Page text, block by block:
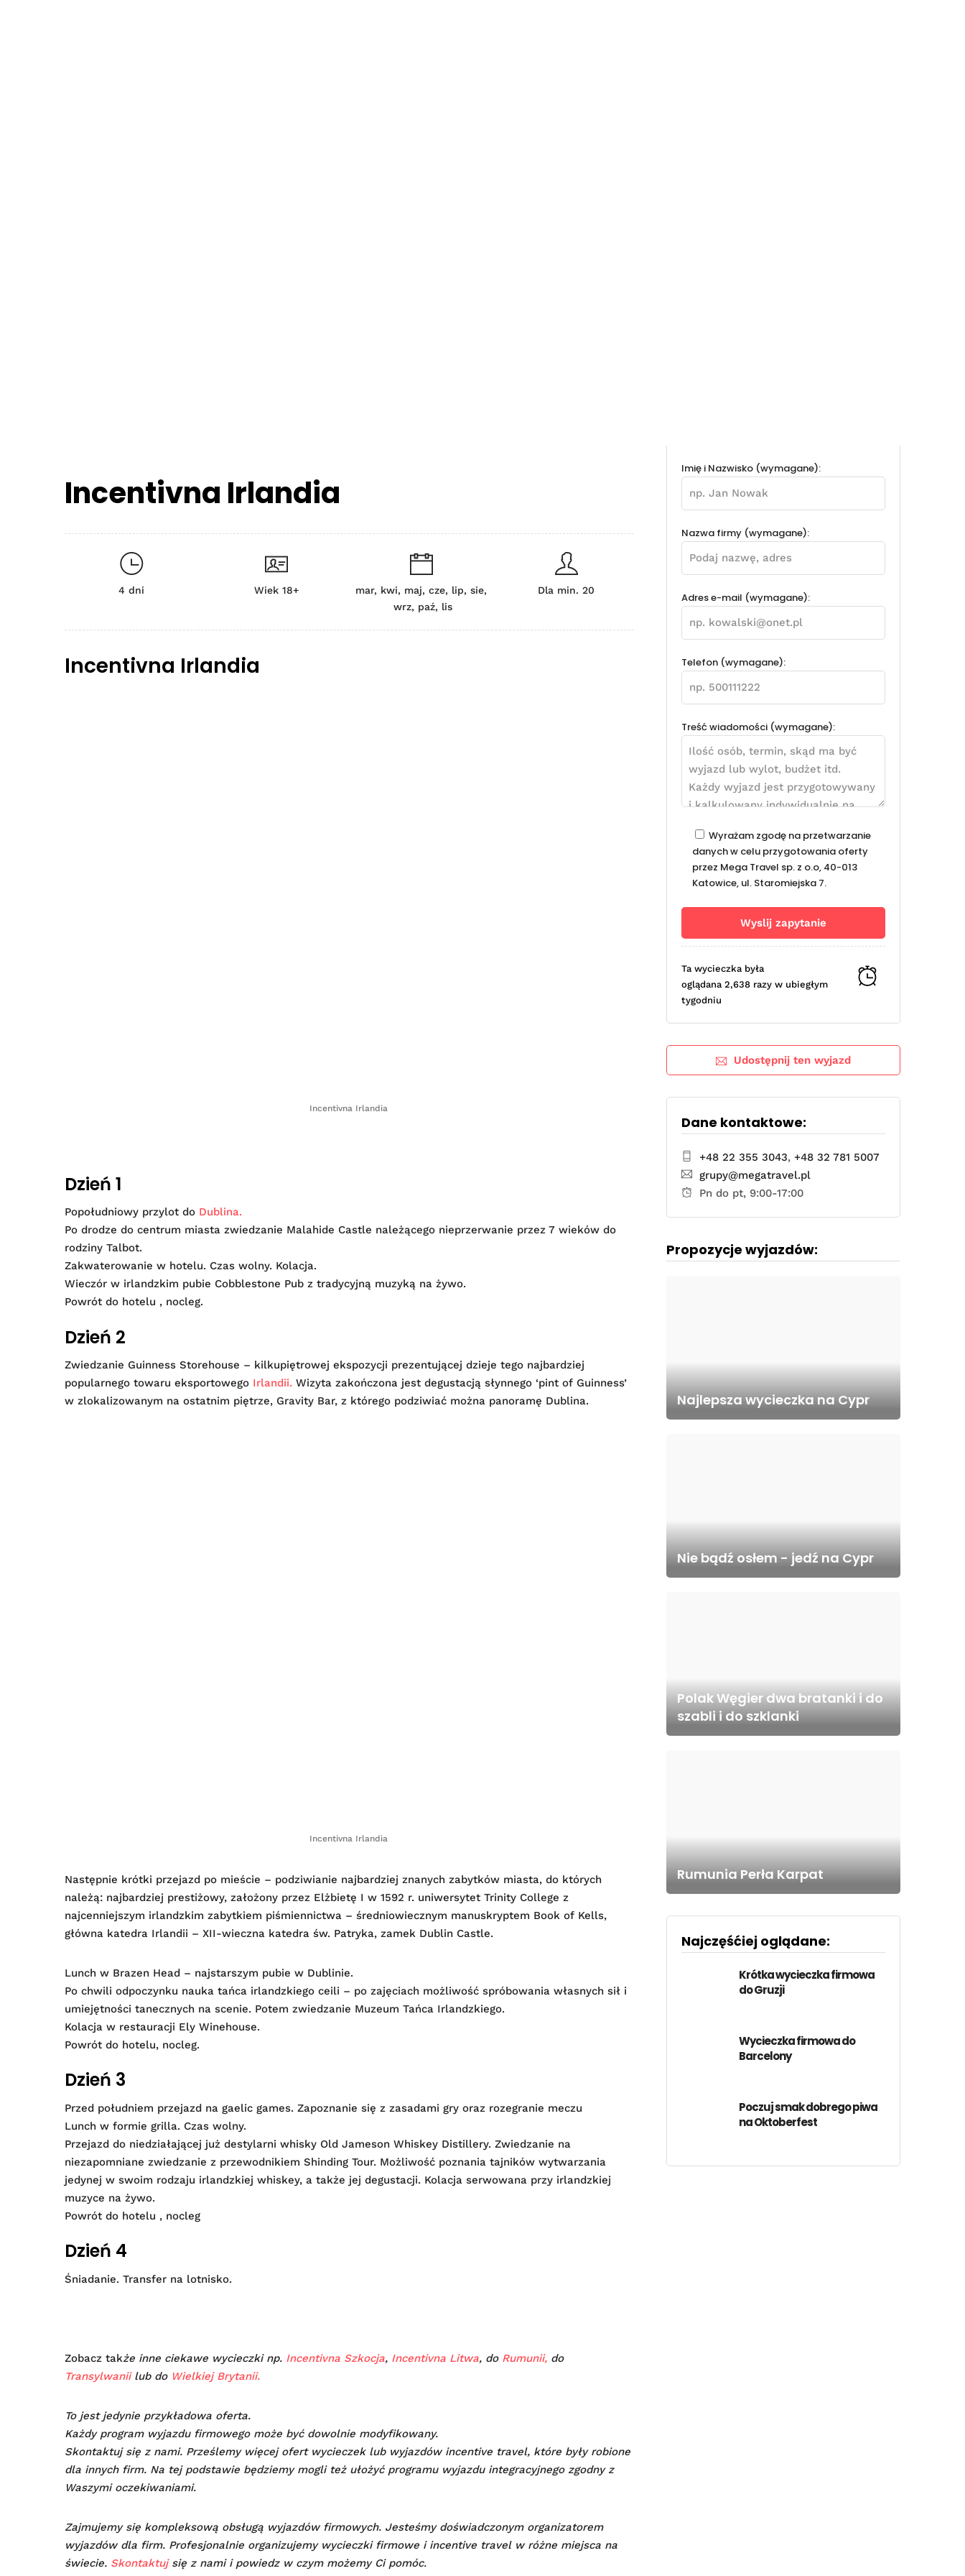
Incentivna Irlandia
4 dni Wiek 18+
mar, kwi, maj, cze, lip, sie,
wrz, paź, lis
Dla min. 20
Incentivna Irlandia
Incentivna Irlandia
Dzień 1
Popołudniowy przylot do Dublina.
Po drodze do centrum miasta zwiedzanie Malahide Castle należącego nieprzerwanie przez 7 wieków do
rodziny Talbot.
Zakwaterowanie w hotelu. Czas wolny. Kolacja.
Wieczór w irlandzkim pubie Cobblestone Pub z tradycyjną muzyką na żywo.
Powrót do hotelu , nocleg.
Dzień 2
Zwiedzanie Guinness Storehouse – kilkupiętrowej ekspozycji prezentującej dzieje tego najbardziej
popularnego towaru eksportowego Irlandii. Wizyta zakończona jest degustacją słynnego ‘pint of Guinness’
w zlokalizowanym na ostatnim piętrze, Gravity Bar, z którego podziwiać można panoramę Dublina.
Incentivna Irlandia
Następnie krótki przejazd po mieście – podziwianie najbardziej znanych zabytków miasta, do których
należą: najbardziej prestiżowy, założony przez Elżbietę I w 1592 r. uniwersytet Trinity College z
najcenniejszym irlandzkim zabytkiem piśmiennictwa – średniowiecznym manuskryptem Book of Kells,
główna katedra Irlandii – XII-wieczna katedra św. Patryka, zamek Dublin Castle.
Lunch w Brazen Head – najstarszym pubie w Dublinie.
Po chwili odpoczynku nauka tańca irlandzkiego ceili – po zajęciach możliwość spróbowania własnych sił i
umiejętności tanecznych na scenie. Potem zwiedzanie Muzeum Tańca Irlandzkiego.
Kolacja w restauracji Ely Winehouse.
Powrót do hotelu, nocleg.
Dzień 3
Przed południem przejazd na gaelic games. Zapoznanie się z zasadami gry oraz rozegranie meczu
Lunch w formie grilla. Czas wolny.
Przejazd do niedziałającej już destylarni whisky Old Jameson Whiskey Distillery. Zwiedzanie na
niezapomniane zwiedzanie z przewodnikiem Shinding Tour. Możliwość poznania tajników wytwarzania
jedynej w swoim rodzaju irlandzkiej whiskey, a także jej degustacji. Kolacja serwowana przy irlandzkiej
muzyce na żywo.
Powrót do hotelu , nocleg
Dzień 4
Śniadanie. Transfer na lotnisko.
Zobacz także inne ciekawe wycieczki np. Incentivna Szkocja, Incentivna Litwa, do Rumunii, do
Transylwaniilub do Wielkiej Brytanii.
To jest jedynie przykładowa oferta.
Każdy program wyjazdu firmowego może być dowolnie modyfikowany.
Skontaktuj się z nami. Prześlemy więcej ofert wycieczek lub wyjazdów incentive travel, które były robione
dla innych firm. Na tej podstawie będziemy mogli też ułożyć programu wyjazdu integracyjnego zgodny z
Waszymi oczekiwaniami.
Zajmujemy się kompleksową obsługą wyjazdów firmowych. Jesteśmy doświadczonym organizatorem
wyjazdów dla firm. Profesjonalnie organizujemy wycieczki firmowe i incentive travel w różne miejsca na
świecie. Skontaktujsię z nami i powiedz w czym możemy Ci pomóc.
Imię i Nazwisko (wymagane):
Nazwa firmy (wymagane):
Adres e-mail (wymagane):
Telefon (wymagane):
Treść wiadomości (wymagane):
Wyrażam zgodę na przetwarzanie
danych w celu przygotowania oferty
przez Mega Travel sp. z o.o, 40-013
Katowice, ul. Staromiejska 7.
Ta wycieczka była
oglądana 2,638 razy w ubiegłym
tygodniu
Udostępnij ten wyjazd
Dane kontaktowe:
+48 22 355 3043,+48 32 781 5007
grupy@megatravel.pl
Pn do pt, 9:00-17:00
Propozycje wyjazdów:
Najlepsza wycieczka na Cypr
Nie bądź osłem - jedź na Cypr
Polak Węgier dwa bratanki i do
szabli i do szklanki
Rumunia Perła Karpat
Najczęśćiej oglądane:
Krótka wycieczka firmowa
do Gruzji
Wycieczka firmowa do
Barcelony
Poczuj smak dobrego piwa
na Oktoberfest